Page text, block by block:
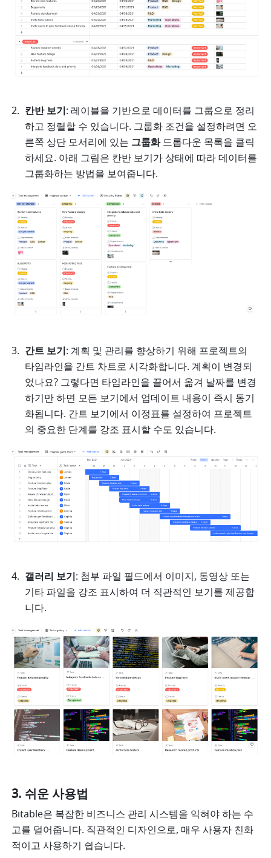
칸반 보기: 레이블을 기반으로 데이터를 그룹으로 정리
하고 정렬할 수 있습니다. 그룹화 조건을 설정하려면 오
른쪽 상단 모서리에 있는 그룹화 드롭다운 목록을 클릭
하세요. 아래 그림은 칸반 보기가 상태에 따라 데이터를
그룹화하는 방법을 보여줍니다.
간트 보기: 계획 및 관리를 향상하기 위해 프로젝트의
타임라인을 간트 차트로 시각화합니다. 계획이 변경되
었나요? 그렇다면 타임라인을 끌어서 옮겨 날짜를 변경
하기만 하면 모든 보기에서 업데이트 내용이 즉시 동기
화됩니다. 간트 보기에서 이정표를 설정하여 프로젝트
의 중요한 단계를 강조 표시할 수도 있습니다.
갤러리 보기: 첨부 파일 필드에서 이미지, 동영상 또는
기타 파일을 강조 표시하여 더 직관적인 보기를 제공합
니다.
쉬운 사용법
Bitable은 복잡한 비즈니스 관리 시스템을 익혀야 하는 수
고를 덜어줍니다. 직관적인 디자인으로, 매우 사용자 친화
적이고 사용하기 쉽습니다.